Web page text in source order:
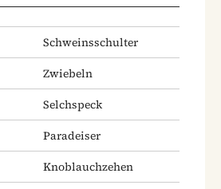
Schweinsschulter
Zwiebeln
Selchspeck
Paradeiser
Knoblauchzehen